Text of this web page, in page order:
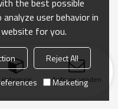
Kategorie Anfrage senden
user behavior in
for you.
Reject All
Marketing